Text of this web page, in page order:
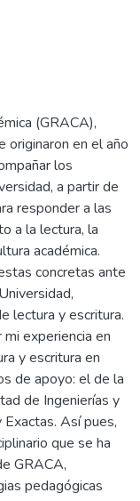
(GRACA),
originaron en el año
los
a partir de
responder a las
a la lectura, la
académica.
concretas ante
lectura y escritura.
experiencia en
y escritura en
de apoyo: el de la
de Ingenierías y
Así pues,
que se ha
GRACA,
pedagógicas